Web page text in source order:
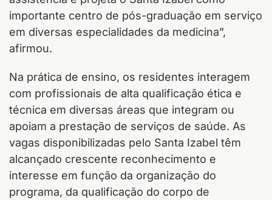
importante centro de pós-graduação em serviço
em diversas especialidades da medicina”,
afirmou.
Na prática de ensino, os residentes interagem
com profissionais de alta qualificação ética e
técnica em diversas áreas que integram ou
apoiam a prestação de serviços de saúde. As
vagas disponibilizadas pelo Santa Izabel têm
alcançado crescente reconhecimento e
interesse em função da organização do
programa, da qualificação do corpo de